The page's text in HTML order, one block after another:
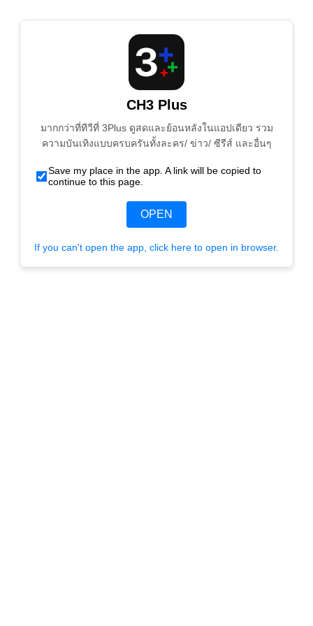
CH3 Plus
มากกว่าที่ทีวีที่ 3Plus ดูสดและย้อนหลังในแอปเดียว รวม
ความบันเทิงแบบครบครันทั้งละคร/ ข่าว/ ซีรีส์ และอื่นๆ
Save my place in the app. A link will be copied to
continue to this page.
OPEN
If you can't open the app, click here to open in browser.